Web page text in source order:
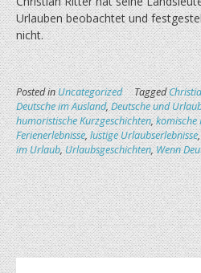
Urlauben beobachtet und
nicht.
Posted inUncategorized Tagged
Deutsche im Ausland,Deutsche und
humoristische Kurzgeschichten,komische
Ferienerlebnisse,lustige Urlaubserlebnisse,
im Urlaub,Urlaubsgeschichten,Wenn